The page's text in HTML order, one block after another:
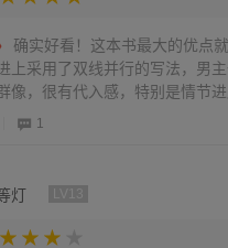
确实好看！这本书最大的优点
上采用了双线并行的写法，男
像，很有代入感，特别是情节
常接地气，真的是有一定阅历
外国推理，不如好好鼓励一下国
1
灯